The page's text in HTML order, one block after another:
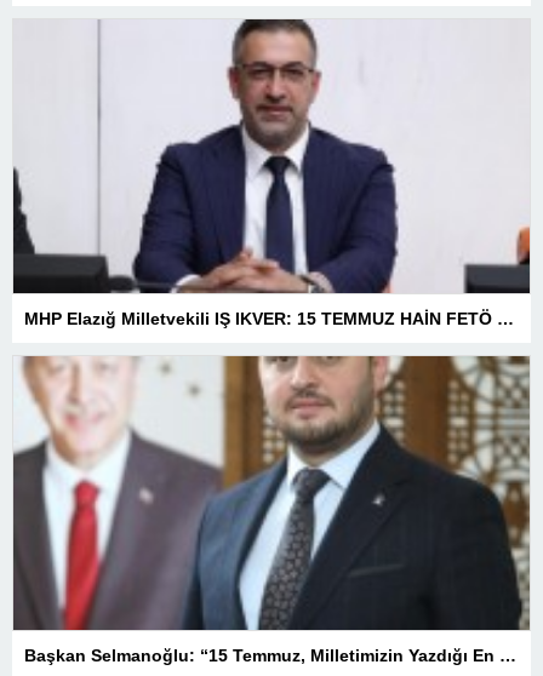
MHP Elazığ Milletvekili IŞ IKVER: 15 TEMMUZ HAİN FETÖ KALKIŞMASI TÜRKİYE’Yİ İŞGAL GİRİŞİMİDİR
Başkan Selmanoğlu: “15 Temmuz, Milletimizin Yazdığı En Büyük Demokrasi Destanlarından Biridir”